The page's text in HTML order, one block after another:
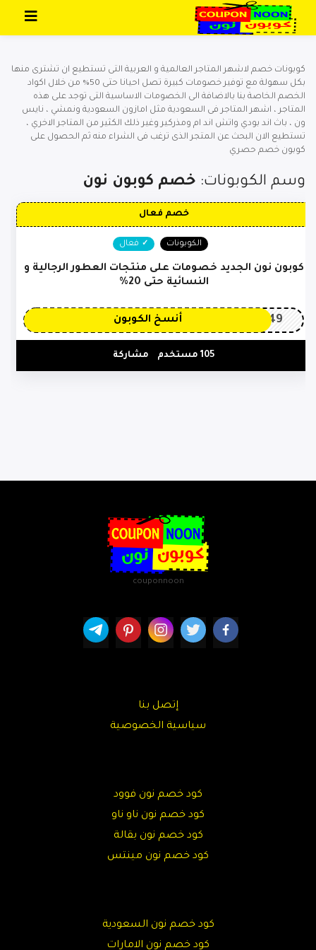
كوبونات خصم لاشهر المتاجر العالمية و العربية التى تستطيع ان تشترى منها
بكل سهولة مع توفير خصومات كبيرة تصل احيانا حتى 50% من خلال اكواد
الخصم الخاصة بنا بالاضافة الى الخصومات الاساسية التى توجد على هذه
المتاجر ، اشهر المتاجر فى السعودية مثل امازون السعودية ونمشي ، نايس
ون ، باث اند بودي واتش اند ام ومذركير وغير ذلك الكثير من المتاجر الاخري ،
تستطيع الان البحث عن المتجر الذى ترغب فى الشراء منه ثم الحصول على
كوبون خصم حصري
وسم الكوبونات: خصم كوبون نون
خصم فعال
الكوبونات فعال
كوبون نون الجديد خصومات على منتجات العطور الرجالية و
النسائية حتى 20%
OP149 أنسخ الكوبون
105 مستخدم مشاركة
couponnoon
إتصل بنا
سياسية الخصوصية
كود خصم نون فوود
كود خصم نون ناو ناو
كود خصم نون بقالة
كود خصم نون مينتس
كود خصم نون السعودية
كود خصم نون الامارات